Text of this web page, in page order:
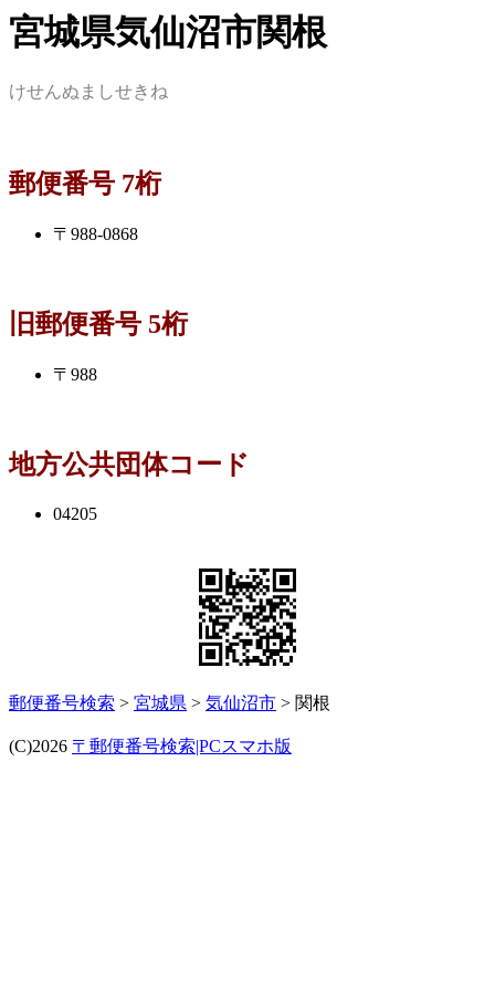
宮城県気仙沼市関根
けせんぬましせきね
郵便番号 7桁
〒988-0868
旧郵便番号 5桁
〒988
地方公共団体コード
04205
郵便番号検索 > 宮城県 > 気仙沼市 > 関根
(C)2026 〒郵便番号検索|PCスマホ版